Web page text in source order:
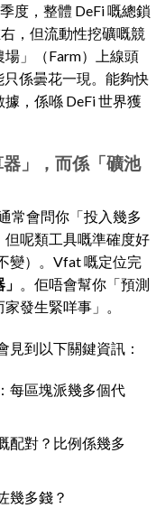
度，整體 DeFi 嘅總鎖
，但流動性挖礦嘅競
」（Farm）上線頭
係曇花一現。能夠快
，係喺 DeFi 世界獲
」，而係「礦池
常會問你「投入幾多
呢類工具嘅準確度好
變）。Vfat 嘅定位完
。佢唔會幫你「預測
發生緊咩事」。
見到以下關鍵資訊：
每區塊派幾多個代
配對？比例係幾多
幾多錢？